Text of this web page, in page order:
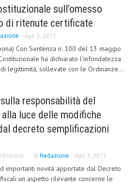
sull’omesso
di ritenute certificate
- Ago 1, 2015
Con Sentenza n. 100 del 13 maggio
ha dichiarato l'infondatezza
legittimità, sollevate con le Ordinanze...
responsabilità del
luce delle modifiche
decreto semplificazioni
di Redazione - Ago 1, 2015
importanti novità apportate dal Decreto
un aspetto rilevante concerne le